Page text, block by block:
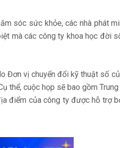
sóc sức khỏe, các nhà phát
mà các công ty khoa học đời
Đơn vị chuyển đổi kỹ thuật số
thể, cuộc họp sẽ bao gồm
điểm của công ty được hỗ trợ